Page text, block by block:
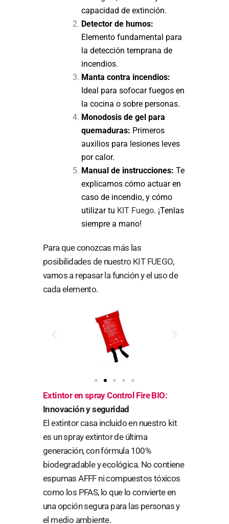
capacidad de extinción.
Detector de humos:
Elemento fundamental para
la detección temprana de
incendios.
Manta contra incendios:
Ideal para sofocar fuegos en
la cocina o sobre personas.
Monodosis de gel para
quemaduras: Primeros
auxilios para lesiones leves
por calor.
Manual de instrucciones: Te
explicamos cómo actuar en
caso de incendio, y cómo
utilizar tu KIT Fuego. ¡Tenlas
siempre a mano!
Para que conozcas más las
posibilidades de nuestro KIT FUEGO,
vamos a repasar la función y el uso de
cada elemento.
Extintor en spray Control Fire BIO:
Innovación y seguridad
El extintor casa incluido en nuestro kit
es un spray extintor de última
generación, con fórmula 100%
biodegradable y ecológica. No contiene
espumas AFFF ni compuestos tóxicos
como los PFAS, lo que lo convierte en
una opción segura para las personas y
el medio ambiente.